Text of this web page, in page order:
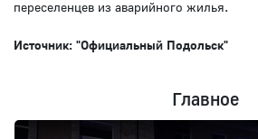
переселенцев из аварийного жилья.
Источник: "Официальный Подольск"
Главное